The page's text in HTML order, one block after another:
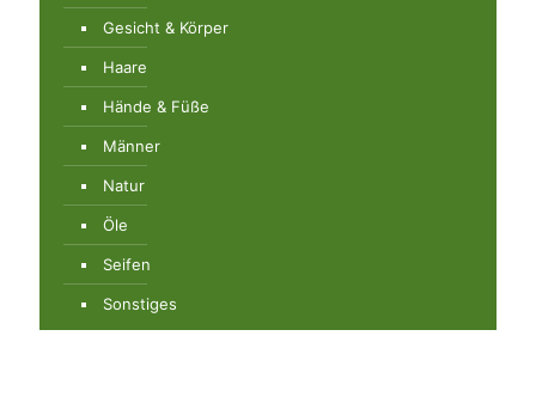
Gesicht & Körper
Haare
Hände & Füße
Männer
Natur
Öle
Seifen
Sonstiges